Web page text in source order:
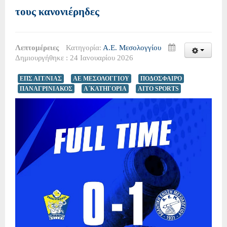
τους κανονιέρηδες
Λεπτομέρειες Κατηγορία: Α.Ε. Μεσολογγίου
Δημιουργήθηκε : 24 Ιανουαρίου 2026
ΕΠΣ ΑΙΤ/ΝΙΑΣ ΑΕ ΜΕΣΟΛΟΓΓΙΟΥ
ΠΟΔΟΣΦΑΙΡΟ
ΠΑΝΑΓΡΙΝΙΑΚΟΣ
Α΄ΚΑΤΗΓΟΡΙΑ AITO SPORTS